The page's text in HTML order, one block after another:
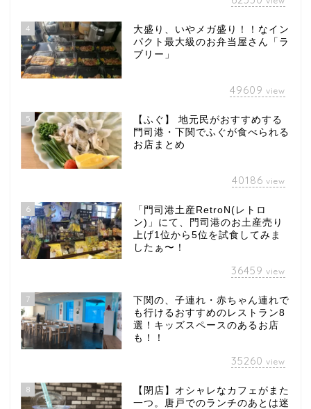
4
大盛り、いやメガ盛り！！なイン
パクト最大級のお弁当屋さん「ラ
ブリー」
49609 view
5
【ふぐ】 地元民がおすすめする
門司港・下関でふぐが食べられる
お店まとめ
40186 view
6
「門司港土産RetroN(レトロ
ン)」にて、門司港のお土産売り
上げ1位から5位を試食してみま
したぁ〜！
36459 view
7
下関の、子連れ・赤ちゃん連れで
も行けるおすすめのレストラン8
選！キッズスペースのあるお店
も！！
35260 view
8
【閉店】オシャレなカフェがまた
一つ。唐戸でのランチのあとは迷